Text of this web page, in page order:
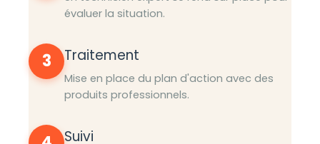
évaluer la situation.
3 Traitement
Mise en place du plan d'action avec des
produits professionnels.
Suivi